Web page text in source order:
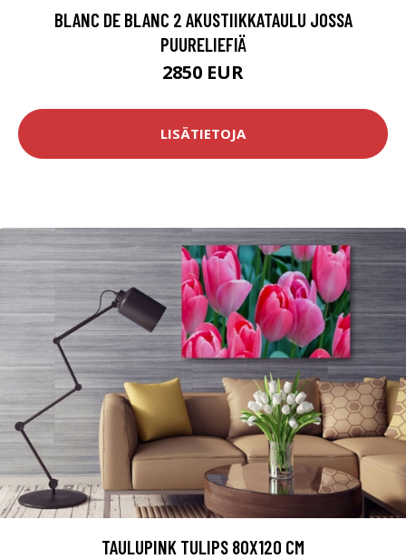
BLANC DE BLANC 2 AKUSTIIKKATAULU JOSSA
PUURELIEFIÄ
2850 EUR
LISÄTIETOJA
TAULUPINK TULIPS 80X120 CM